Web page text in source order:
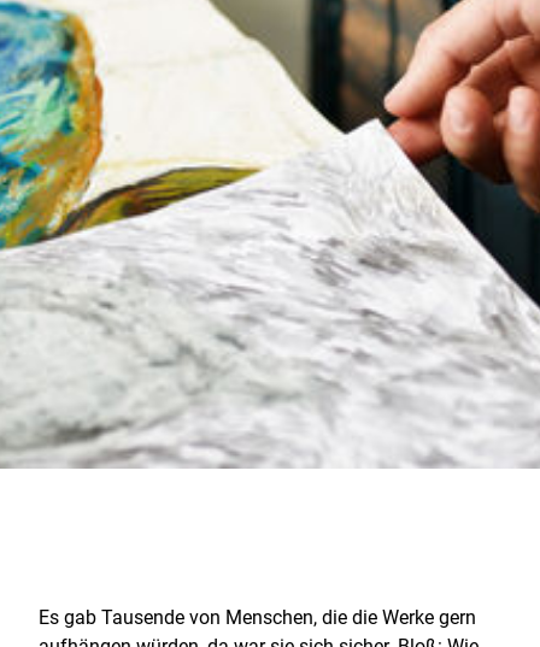
Es gab Tausende von Menschen, die die Werke gern